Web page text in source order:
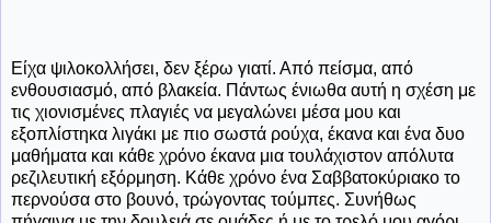
Είχα ψιλοκολλήσει, δεν ξέρω γιατί. Από πείσμα, από
ενθουσιασμό, από βλακεία. Πάντως ένιωθα αυτή η σχέση με
τις χιονισμένες πλαγιές να μεγαλώνει μέσα μου και
εξοπλίστηκα λιγάκι με πιο σωστά ρούχα, έκανα και ένα δυο
μαθήματα και κάθε χρόνο έκανα μια τουλάχιστον απόλυτα
ρεζιλευτική εξόρμηση. Κάθε χρόνο ένα Σαββατοκύριακο το
περνούσα στο βουνό, τρώγοντας τούμπες. Συνήθως